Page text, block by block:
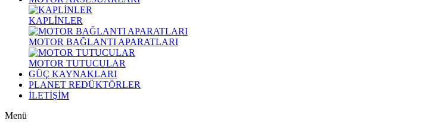
KAPLİNLER
MOTOR BAĞLANTI APARATLARI
MOTOR TUTUCULAR
GÜÇ KAYNAKLARI
PLANET REDÜKTÖRLER
İLETİŞİM
Menü